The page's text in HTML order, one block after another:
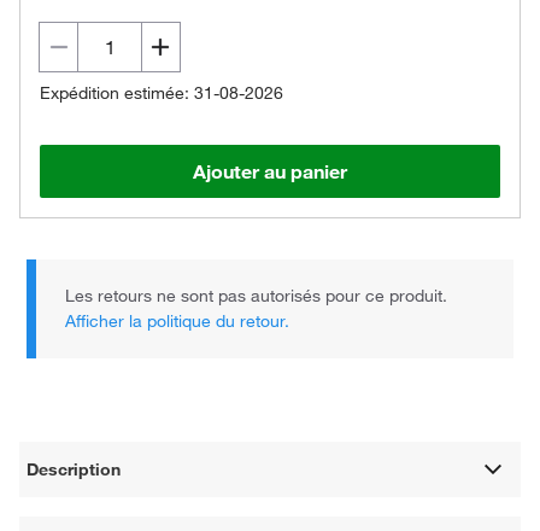
Expédition estimée: 31-08-2026
Ajouter au panier
Les retours ne sont pas autorisés pour ce produit.
Afficher la politique du retour.
Description